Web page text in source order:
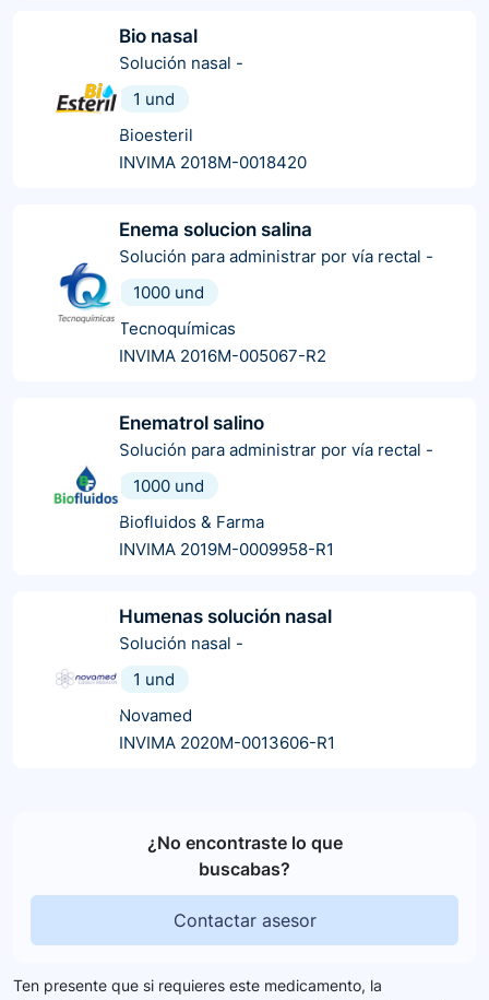
Bio nasal
Solución nasal -
1 und
Bioesteril
INVIMA 2018M-0018420
Enema solucion salina
Solución para administrar por vía rectal -
1000 und
Tecnoquímicas
INVIMA 2016M-005067-R2
Enematrol salino
Solución para administrar por vía rectal -
1000 und
Biofluidos & Farma
INVIMA 2019M-0009958-R1
Humenas solución nasal
Solución nasal -
1 und
Novamed
INVIMA 2020M-0013606-R1
¿No encontraste lo que
buscabas?
Contactar asesor
Ten presente que si requieres este medicamento, la